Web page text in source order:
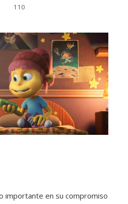
110
importante en su compromiso